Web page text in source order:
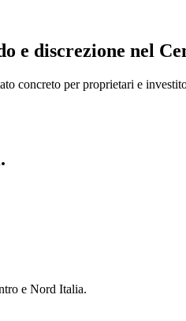
e discrezione nel
concreto per proprietari e
e Nord Italia.